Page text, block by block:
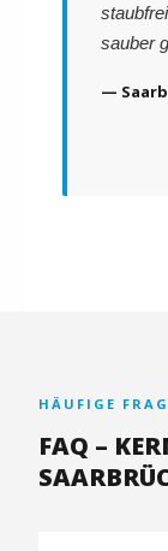
sauber
—
HÄUFIGE
FAQ –